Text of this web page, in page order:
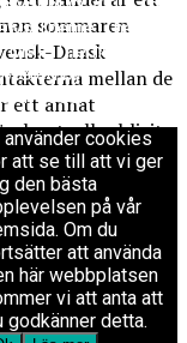
sommaren
Dansk
mellan de
ett annat
blivit
som
kräver diplomati
som skuggar för
är att
regering hur det
i den andra
© 2017 Zox
Theme. Theme
MVP Themes,
by
använder cookies
att se till att vi ger
den bästa
på vår
Om du
att använda
här webbplatsen
vi att anta att
godkänner detta.